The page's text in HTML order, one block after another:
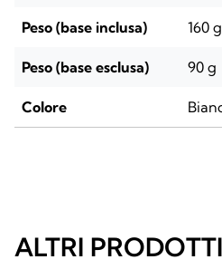
Peso (base inclusa) 160 g
Peso (base esclusa) 90 g
Colore
ALTRI